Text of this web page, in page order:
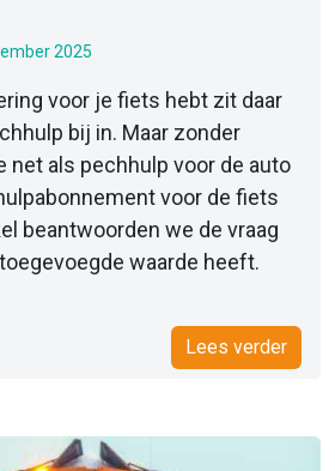
2025
voor je fiets hebt zit daar
bij in. Maar zonder
net als pechhulp voor de auto
voor de fiets
beantwoorden we de vraag
waarde heeft.
Lees verder